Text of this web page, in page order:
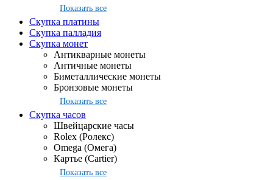
Показать все
Скупка платины
Скупка палладия
Скупка монет
Антикварные монеты
Античные монеты
Биметаллические монеты
Бронзовые монеты
Показать все
Скупка часов
Швейцарские часы
Rolex (Ролекс)
Omega (Омега)
Картье (Cartier)
Показать все